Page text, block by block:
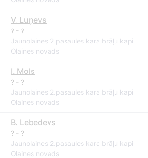
V. Luņevs
? - ?
Jaunolaines 2.pasaules kara brāļu kapi
Olaines novads
I. Mols
? - ?
Jaunolaines 2.pasaules kara brāļu kapi
Olaines novads
B. Lebedevs
? - ?
Jaunolaines 2.pasaules kara brāļu kapi
Olaines novads